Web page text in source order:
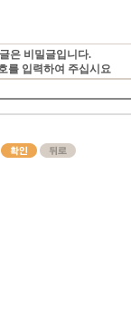
은 비밀글입니다.
를 입력하여 주십시요